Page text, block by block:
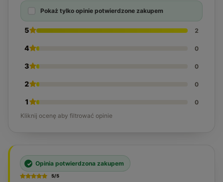
Pokaż tylko opinie potwierdzone zakupem
5 2
4 0
3 0
2 0
1
0
Kliknij ocenę aby filtrować opinie
5/5
Opinia potwierdzona zakupem